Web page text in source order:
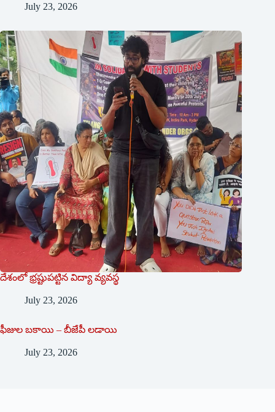
July 23, 2026
దేశంలో భ్ర‌ష్టుపట్టిన విద్యా వ్యవస్థ
July 23, 2026
ఫీజుల బకాయి – బీజేపీ లడాయి
July 23, 2026